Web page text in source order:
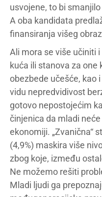
usvojene, to bi
A oba kandidata
finansiranja višeg
Ali mora se više učiniti
kuća ili stanova za
obezbede učešće, kao
vidu nepredvidivost
gotovo nepostojećim
činjenica da mladi
ekonomiji. „Zvanična“
(4,9%) maskira više
zbog koje, između
Ne možemo rešiti
Mladi ljudi ga